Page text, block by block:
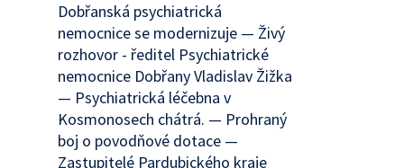
Dobřanská psychiatrická
nemocnice se modernizuje — Živý
rozhovor - ředitel Psychiatrické
nemocnice Dobřany Vladislav Žižka
— Psychiatrická léčebna v
Kosmonosech chátrá. — Prohraný
boj o povodňové dotace —
Zastupitelé Pardubického kraje